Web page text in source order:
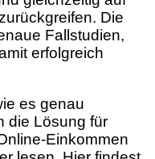
Die
Fallstudien,
erfolgreich
es genau
die Lösung für
Einkommen